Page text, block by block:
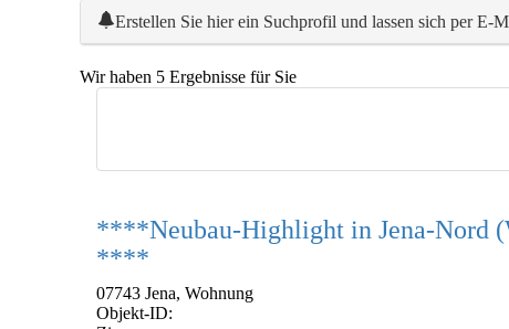
Erstellen Sie hier ein Suchprofil und lassen sich per E-
Wir haben 5 Ergebnisse für Sie
****Neubau-Highlight in Jena-Nord
****
07743 Jena, Wohnung
Objekt-ID: